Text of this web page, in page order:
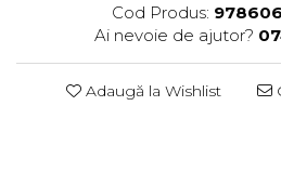
Cod Produs:
Ai nevoie de ajutor?
Adaugă la Wishlist